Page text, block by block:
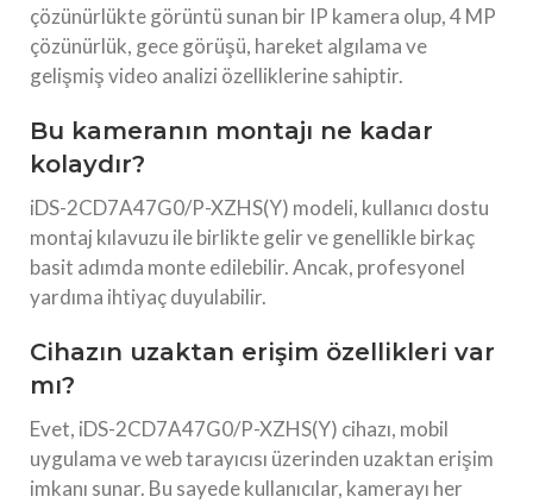
çözünürlükte görüntü sunan bir IP kamera olup, 4 MP
çözünürlük, gece görüşü, hareket algılama ve
gelişmiş video analizi özelliklerine sahiptir.
Bu kameranın montajı ne kadar
kolaydır?
iDS-2CD7A47G0/P-XZHS(Y) modeli, kullanıcı dostu
montaj kılavuzu ile birlikte gelir ve genellikle birkaç
basit adımda monte edilebilir. Ancak, profesyonel
yardıma ihtiyaç duyulabilir.
Cihazın uzaktan erişim özellikleri var
mı?
Evet, iDS-2CD7A47G0/P-XZHS(Y) cihazı, mobil
uygulama ve web tarayıcısı üzerinden uzaktan erişim
imkanı sunar. Bu sayede kullanıcılar, kamerayı her